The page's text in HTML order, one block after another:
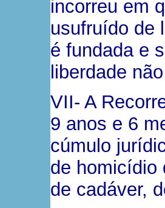
incorreu em
usufruído de
é fundada e
liberdade
VII- A
9 anos e 6
cúmulo
de homicídio
de cadáver,